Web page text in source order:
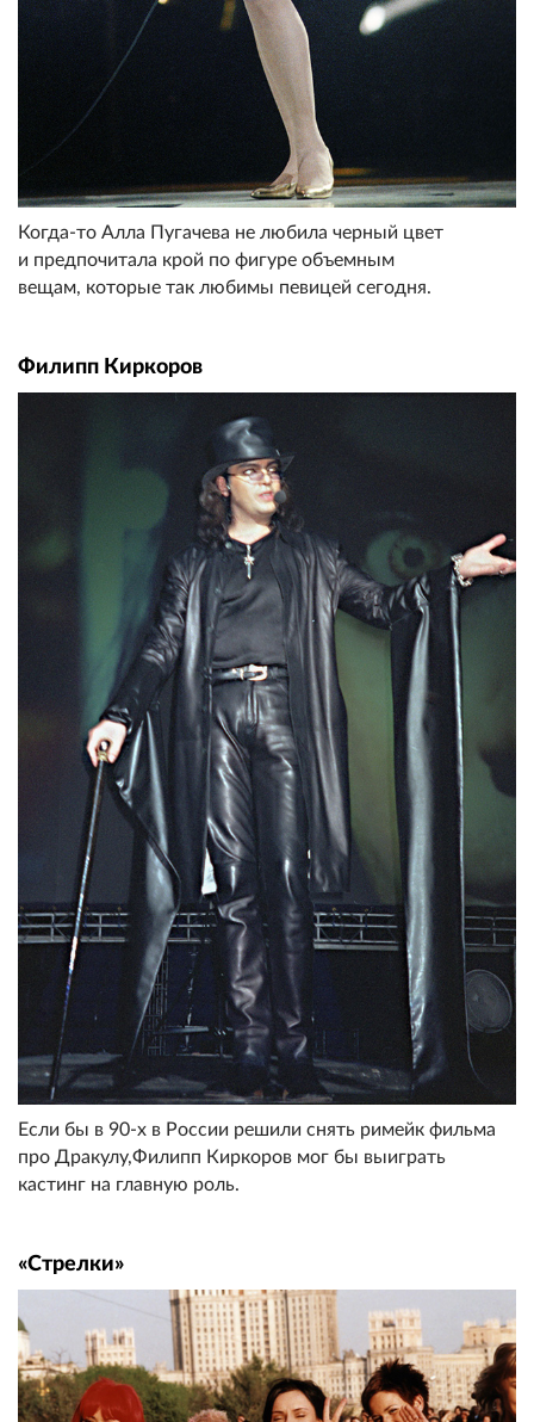
Когда-то Алла Пугачева не любила черный цвет
и предпочитала крой по фигуре объемным
вещам, которые так любимы певицей сегодня.
Филипп Киркоров
Если бы в 90-х в России решили снять римейк фильма
про Дракулу,Филипп Киркоров мог бы выиграть
кастинг на главную роль.
«Стрелки»